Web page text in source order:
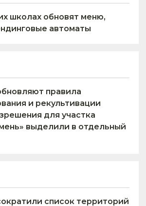
школах обновят меню,
автоматы
правила
и рекультивации
для участка
выделили в отдельный
список территорий